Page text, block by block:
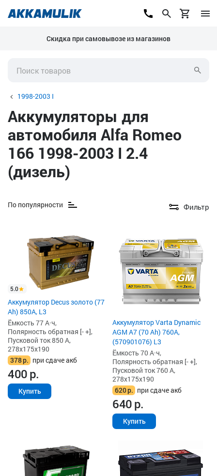
Скидка при самовывозе из магазинов
1998-2003 I
Аккумуляторы для
автомобиля Alfa Romeo
166 1998-2003 I 2.4
(дизель)
По популярности Фильтр
5.0
Аккумулятор Decus золото (77
Ah) 850А, L3
Ёмкость 77 А·ч,
Полярность обратная [- +],
Пусковой ток 850 А,
278x175x190
378р. при сдаче акб
400р.
Купить
Аккумулятор Varta Dynamic
AGM A7 (70 Ah) 760A,
(570901076) L3
Ёмкость 70 А·ч,
Полярность обратная [- +],
Пусковой ток 760 А,
278x175x190
620р. при сдаче акб
640р.
Купить